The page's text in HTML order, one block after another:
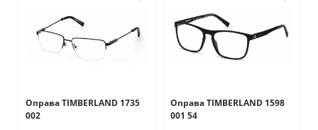
Оправа TIMBERLAND 1735
002
Оправа TIMBERLAND 1598
001 54